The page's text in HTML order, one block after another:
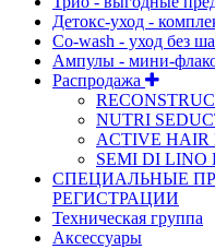
Детокс-уход -
Co-wash - уход без
Ампулы - мини-
Распродажа
NUTRI
ACTIVE HAIR
SEMI DI LINO
СПЕЦИАЛЬНЫЕ
РЕГИСТРАЦИИ
Техническая группа
Аксессуары